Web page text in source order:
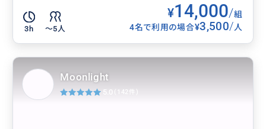
3h 〜5人
¥14,000/組
4名で利用の場合¥3,500/人
Moonlight
5.0 (142件)